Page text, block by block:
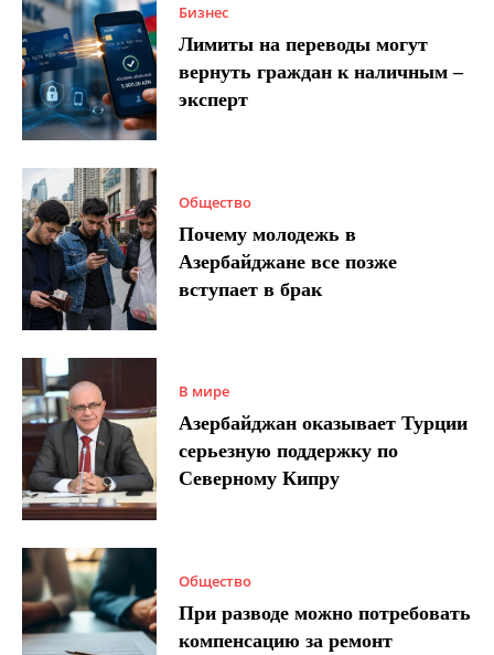
Бизнес
Лимиты на переводы могут
вернуть граждан к наличным –
эксперт
Общество
Почему молодежь в
Азербайджане все позже
вступает в брак
В мире
Азербайджан оказывает Турции
серьезную поддержку по
Северному Кипру
Общество
При разводе можно потребовать
компенсацию за ремонт